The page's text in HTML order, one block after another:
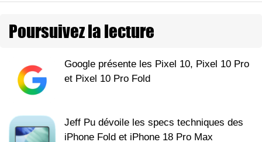
Poursuivez la lecture
Google présente les Pixel 10, Pixel 10 Pro
et Pixel 10 Pro Fold
Jeff Pu dévoile les specs techniques des
iPhone Fold et iPhone 18 Pro Max